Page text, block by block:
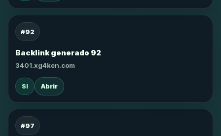
#92
Backlink generado 92
3401.xg4ken.com
SI Abrir
#97